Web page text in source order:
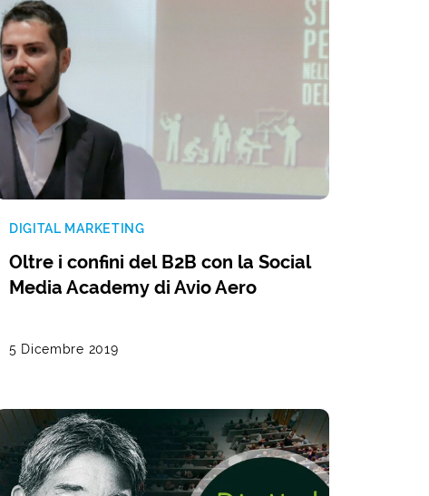
DIGITAL MARKETING
Oltre i confini del B2B con la Social
Media Academy di Avio Aero
5 Dicembre 2019